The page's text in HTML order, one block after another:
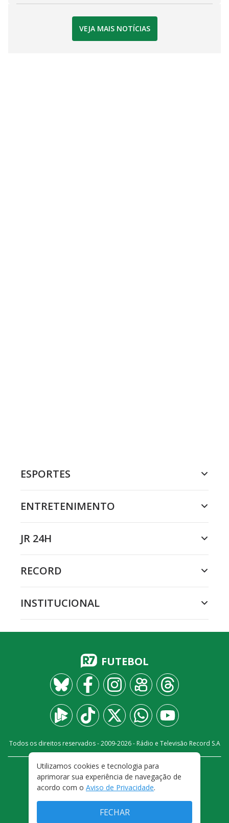
VEJA MAIS NOTÍCIAS
ESPORTES
ENTRETENIMENTO
JR 24H
RECORD
INSTITUCIONAL
FUTEBOL
Todos os direitos reservados - 2009-2026- Rádio e Televisão Record S.A
FALE CONOSCO
PRIVACIDADE
TERMOS E CONDIÇÕES DE USO
Utilizamos cookies e tecnologia para
aprimorar sua experiência de navegação de
acordo com o Aviso de Privacidade.
FECHAR